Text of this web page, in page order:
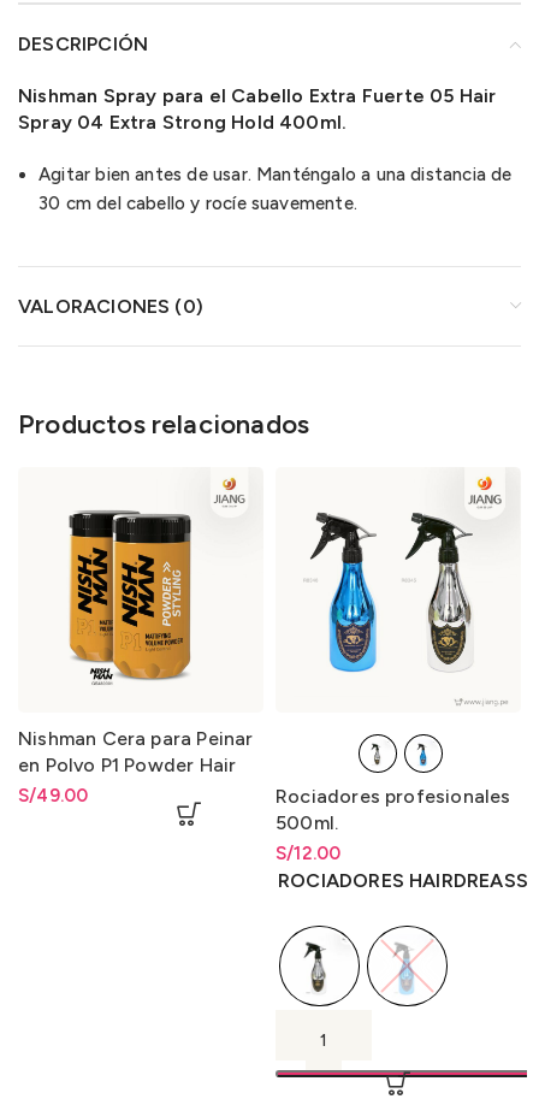
DESCRIPCIÓN
Nishman Spray para el Cabello Extra Fuerte 05 Hair
Spray 04 Extra Strong Hold 400ml.
Agitar bien antes de usar. Manténgalo a una distancia de
30 cm del cabello y rocíe suavemente.
VALORACIONES (0)
Productos relacionados
Nishman Cera para Peinar
en Polvo P1 Powder Hair
Styling Wax P1 20gr.
S/49.00
Rociadores profesionales
500ml.
S/12.00
Rango de precios: desde
S/12.00hastaS/12.00
ROCIADORES